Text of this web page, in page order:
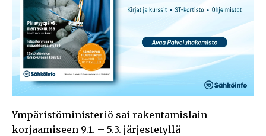
Ympäristöministeriö sai rakentamislain
korjaamiseen 9.1. – 5.3. järjestetyllä